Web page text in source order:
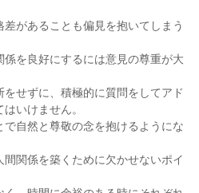
があることも偏見を抱いてしまう
を良好にするには意見の尊重が大
せずに、積極的に質問をしてアド
いけません。
自然と尊敬の念を抱けるようにな
関係を築くために欠かせないポイ